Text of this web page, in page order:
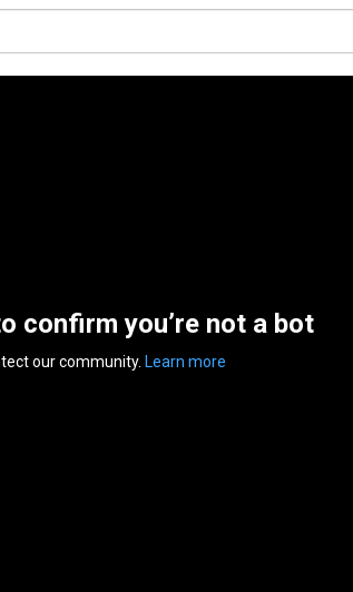
confirm you’re not a bot
our community. Learn more